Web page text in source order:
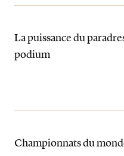
La puissance du
podium
Championnats du